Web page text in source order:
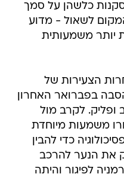
כלשהן על סמך
לשאול - מדוע
יותר משמעותית
הצעירות של
בפברואר האחרון
ופליק. לקרב מול
משמעות מיוחדת
כדי להבין
את הנער להרכב
לפיגור והיתה